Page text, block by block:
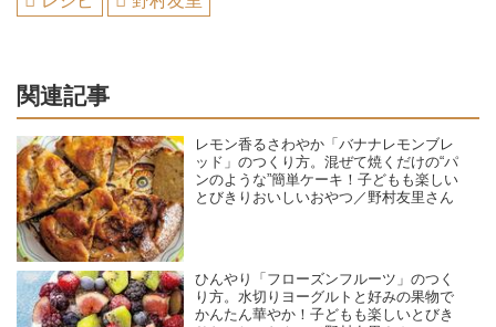
関連記事
レモン香るさわやか「バナナレモンブレ
ッド」のつくり方。混ぜて焼くだけの“パ
ンのような”簡単ケーキ！子どもも楽しい
とびきりおいしいおやつ／野村友里さん
ひんやり「フローズンフルーツ」のつく
り方。水切りヨーグルトと好みの果物で
かんたん華やか！子どもも楽しいとびき